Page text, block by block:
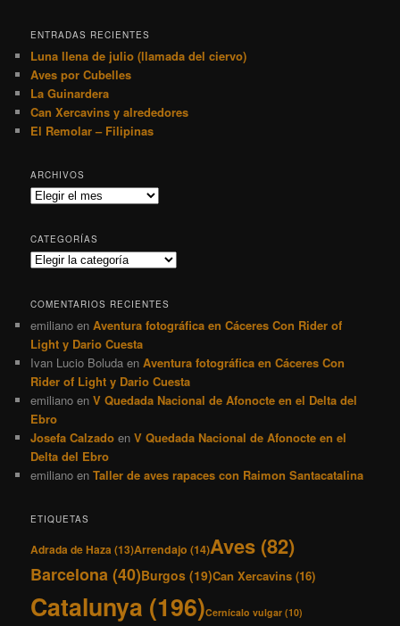
ENTRADAS RECIENTES
Luna llena de julio (llamada del ciervo)
Aves por Cubelles
La Guinardera
Can Xercavins y alrededores
El Remolar – Filipinas
ARCHIVOS
Archivos
CATEGORÍAS
Categorías
COMENTARIOS RECIENTES
emiliano enAventura fotográfica en Cáceres Con Rider of
Light y Dario Cuesta
Ivan Lucio Boluda enAventura fotográfica en Cáceres Con
Rider of Light y Dario Cuesta
emiliano enV Quedada Nacional de Afonocte en el Delta del
Ebro
Josefa Calzado enV Quedada Nacional de Afonocte en el
Delta del Ebro
emiliano enTaller de aves rapaces con Raimon Santacatalina
ETIQUETAS
Adrada de Haza (13)Arrendajo (14)Aves (82)
Barcelona(40)Burgos (19)Can Xercavins (16)
Catalunya (196)Cernícalo vulgar (10)